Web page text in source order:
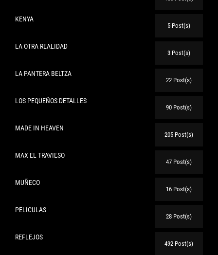
KENYA
5 Post(s)
LA OTRA REALIDAD
3 Post(s)
LA PANTERA BELTZA
22 Post(s)
LOS PEQUEÑOS DETALLES
90 Post(s)
MADE IN HEAVEN
205 Post(s)
MAX EL TRAVIESO
47 Post(s)
MUÑECO
16 Post(s)
PELICULAS
28 Post(s)
REFLEJOS
492 Post(s)